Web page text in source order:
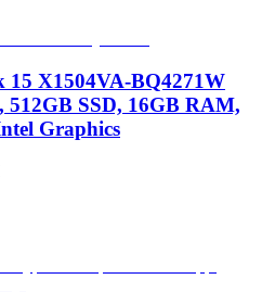
X1504VA-BQ4271W
512GB SSD, 16GB RAM,
Graphics